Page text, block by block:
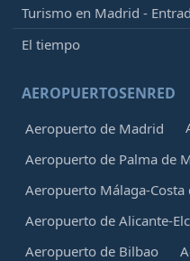
Turismo en Madrid -
El tiempo
AEROPUERTOSENRED
Aeropuerto de Madrid
Aeropuerto de Palma de
Aeropuerto Málaga-Costa
Aeropuerto de Alicante-
Aeropuerto de Bilbao